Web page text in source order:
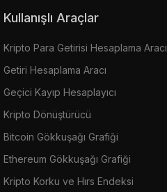
Kullanışlı Araçlar
Kripto Para Getirisi Hesaplama Aracı
Getiri Hesaplama Aracı
Geçici Kayıp Hesaplayıcı
Kripto Dönüştürücü
Bitcoin Gökkuşağı Grafiği
Ethereum Gökkuşağı Grafiği
Kripto Korku ve Hırs Endeksi